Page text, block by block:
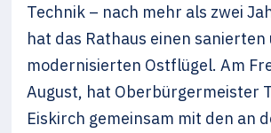
Technik – nach mehr als zwei
hat das Rathaus einen sanierten
modernisierten Ostflügel. Am
August, hat Oberbürgermeister
Eiskirch gemeinsam mit den an